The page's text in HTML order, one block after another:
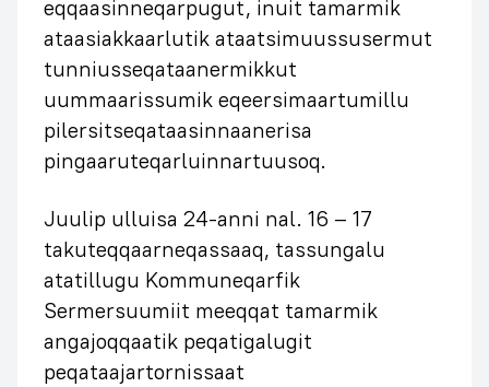
eqqaasinneqarpugut, inuit tamarmik
ataasiakkaarlutik ataatsimuussusermut
tunniusseqataanermikkut
uummaarissumik eqeersimaartumillu
pilersitseqataasinnaanerisa
pingaaruteqarluinnartuusoq.
Juulip ulluisa 24-anni nal. 16 – 17
takuteqqaarneqassaaq, tassungalu
atatillugu Kommuneqarfik
Sermersuumiit meeqqat tamarmik
angajoqqaatik peqatigalugit
peqataajartornissaat